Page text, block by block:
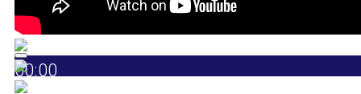
00:00